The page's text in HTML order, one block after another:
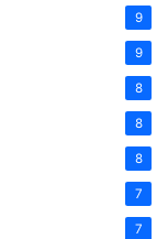
9
9
8
8
8
7
7